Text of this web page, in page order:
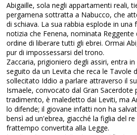
Abigaille, sola negli appartamenti reali,
pergamena sottratta a Nabucco, che
di schiava. La sua rabbia esplode in una
notizia che Fenena, nominata Reggente
ordine di liberare tutti gli ebrei. Ormai
pur di impossessarsi del trono.
Zaccaria, prigioniero degli assiri, entra
seguito da un Levita che reca le Tavole
sollecitato Iddio a parlare attraverso il
Ismaele, convocato dal Gran Sacerdote
tradimento, è maledetto dai Leviti, ma
lo difende; il giovane infatti non ha
bensì ad un'ebrea, giacché la figlia del
frattempo convertita alla Legge.